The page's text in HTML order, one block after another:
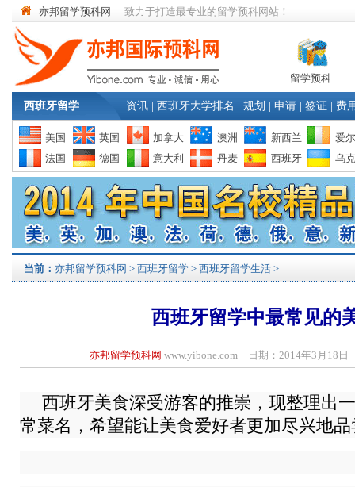
亦邦留学预科网 致力于打造最专业的留学预科网站！
留学预科
西班牙留学 资讯 西班牙大学排名 规划 申请 签证 费
美国 英国 加拿大 澳洲 新西兰
爱
法国
德国 意大利 丹麦 西班牙 乌
当前： 亦邦留学预科网 > 西班牙留学 > 西班牙留学生活 >
西班牙留学中最常见的
亦邦留学预科网 www.yibone.com 日期：2014年3月18
西班牙美食深受游客的推崇，现整理出
常菜名，希望能让美食爱好者更加尽兴地